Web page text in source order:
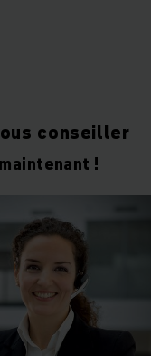
conseiller
!